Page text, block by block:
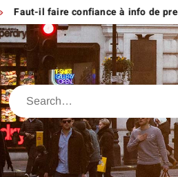
Faut-il faire confiance à info de
Search